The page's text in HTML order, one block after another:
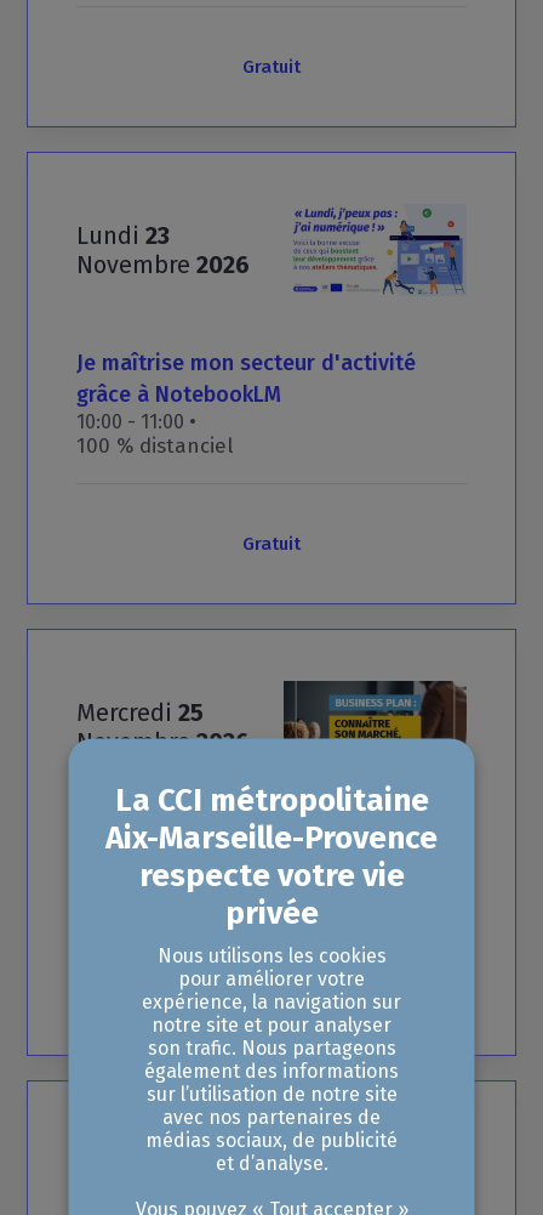
Gratuit
Lundi23
Novembre2026
Je maîtrise mon secteur d'activité
grâce à NotebookLM
10:00 - 11:00 •
100 % distanciel
Gratuit
Mercredi25
Novembre2026
Business plan : Connaitre son marché,
vendre mieux
14:00 - 16:00 • Marseille
Gratuit
23
Nous utilisons les cookies
pour améliorer votre
expérience, la navigation sur
notre site et pour analyser
son trafic. Nous partageons
également des informations
sur l’utilisation de notre site
avec nos partenaires de
médias sociaux, de publicité
et d’analyse.
Vous pouvez « Tout accepter »